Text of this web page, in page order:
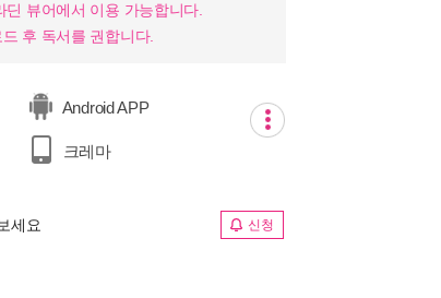
뷰어에서 이용 가능합니다.
후 독서를 권합니다.
Android APP
크레마
세요 신청